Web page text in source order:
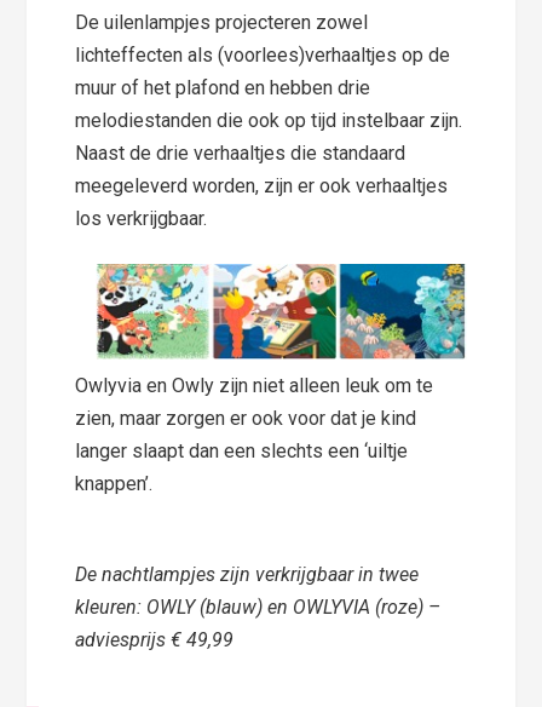
De uilenlampjes projecteren zowel
lichteffecten als (voorlees)verhaaltjes op de
muur of het plafond en hebben drie
melodiestanden die ook op tijd instelbaar zijn.
Naast de drie verhaaltjes die standaard
meegeleverd worden, zijn er ook verhaaltjes
los verkrijgbaar.
Owlyvia en Owly zijn niet alleen leuk om te
zien, maar zorgen er ook voor dat je kind
langer slaapt dan een slechts een ‘uiltje
knappen’.
De nachtlampjes zijn verkrijgbaar in twee
kleuren: OWLY (blauw) en OWLYVIA (roze) –
adviesprijs € 49,99